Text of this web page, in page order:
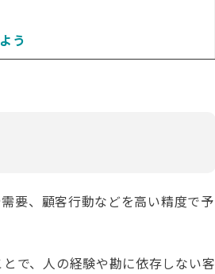
う
要、顧客行動などを高い精度で予
で、人の経験や勘に依存しない客